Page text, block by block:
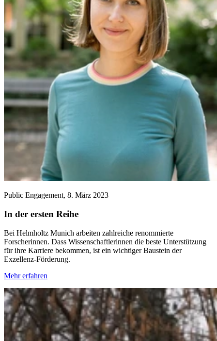
Public Engagement, 8. März 2023
In der ersten Reihe
Bei Helmholtz Munich arbeiten zahlreiche renommierte
Forscherinnen. Dass Wissenschaftlerinnen die beste Unterstützung
für ihre Karriere bekommen, ist ein wichtiger Baustein der
Exzellenz-Förderung.
Mehr erfahren